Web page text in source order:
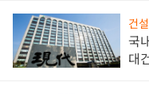
건설
국
대